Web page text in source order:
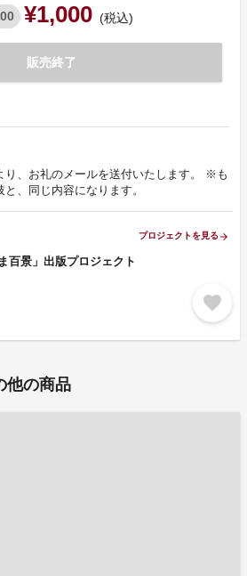
¥1,000 (税込)
販売終了
り、お礼のメールを送付いたします。 ※も
、同じ内容になります。
プロジェクトを見る arrow_forward
百景」出版プロジェクト
favorite
他の商品